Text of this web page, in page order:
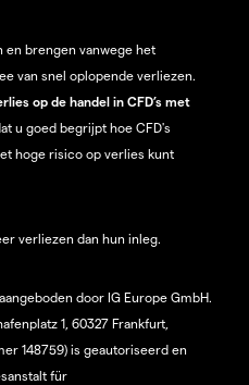
en brengen vanwege het
van snel oplopende verliezen.
op de handel in CFD’s met
u goed begrijpt hoe CFD's
hoge risico op verlies kunt
verliezen dan hun inleg.
door IG Europe GmbH.
1, 60327 Frankfurt,
148759) is geautoriseerd en
für